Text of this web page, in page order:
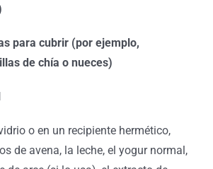
para cubrir (por ejemplo,
de chía o nueces)
o en un recipiente hermético,
de avena, la leche, el yogur normal,